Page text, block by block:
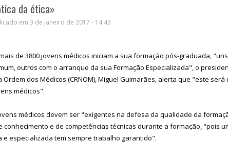
da ética»
em 3 de janeiro de 2017 - 14:43
de 3800 jovens médicos iniciam a sua formação pós-graduada,
outros com o arranque da sua Formação Especializada", o
Ordem dos Médicos (CRNOM), Miguel Guimarães, alerta que "este
médicos".
médicos devem ser "exigentes na defesa da qualidade da
conhecimento e de competências técnicas durante a formação, "pois
e especializada tem sempre trabalho garantido".